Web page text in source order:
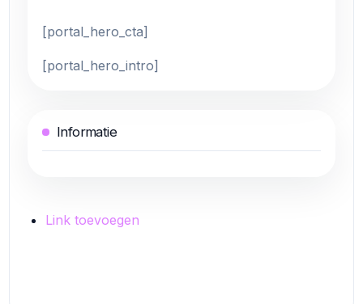
[portal_hero_cta]
[portal_hero_intro]
Informatie
Link toevoegen